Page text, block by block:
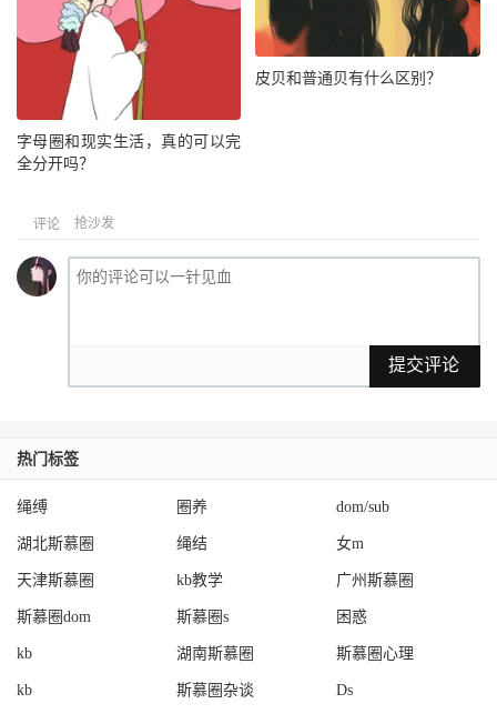
字母圈和现实生活，真的可以完
全分开吗？
皮贝和普通贝有什么区别？
评论 抢沙发
提交评论
热门标签
绳缚 圈养 dom/sub
湖北斯慕圈 绳结 女m
天津斯慕圈 kb教学 广州斯慕圈
斯慕圈dom 斯慕圈s 困惑
kb 湖南斯慕圈 斯慕圈心理
kb 斯慕圈杂谈 Ds